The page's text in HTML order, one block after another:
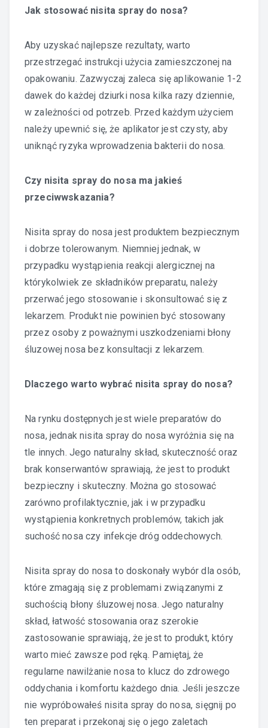
Jak stosować nisita spray do nosa?
Aby uzyskać najlepsze rezultaty, warto
przestrzegać instrukcji użycia zamieszczonej na
opakowaniu. Zazwyczaj zaleca się aplikowanie 1-2
dawek do każdej dziurki nosa kilka razy dziennie,
w zależności od potrzeb. Przed każdym użyciem
należy upewnić się, że aplikator jest czysty, aby
uniknąć ryzyka wprowadzenia bakterii do nosa.
Czy nisita spray do nosa ma jakieś
przeciwwskazania?
Nisita spray do nosa jest produktem bezpiecznym
i dobrze tolerowanym. Niemniej jednak, w
przypadku wystąpienia reakcji alergicznej na
którykolwiek ze składników preparatu, należy
przerwać jego stosowanie i skonsultować się z
lekarzem. Produkt nie powinien być stosowany
przez osoby z poważnymi uszkodzeniami błony
śluzowej nosa bez konsultacji z lekarzem.
Dlaczego warto wybrać nisita spray do nosa?
Na rynku dostępnych jest wiele preparatów do
nosa, jednak nisita spray do nosa wyróżnia się na
tle innych. Jego naturalny skład, skuteczność oraz
brak konserwantów sprawiają, że jest to produkt
bezpieczny i skuteczny. Można go stosować
zarówno profilaktycznie, jak i w przypadku
wystąpienia konkretnych problemów, takich jak
suchość nosa czy infekcje dróg oddechowych.
Nisita spray do nosa to doskonały wybór dla osób,
które zmagają się z problemami związanymi z
suchością błony śluzowej nosa. Jego naturalny
skład, łatwość stosowania oraz szerokie
zastosowanie sprawiają, że jest to produkt, który
warto mieć zawsze pod ręką. Pamiętaj, że
regularne nawilżanie nosa to klucz do zdrowego
oddychania i komfortu każdego dnia. Jeśli jeszcze
nie wypróbowałeś nisita spray do nosa, sięgnij po
ten preparat i przekonaj się o jego zaletach